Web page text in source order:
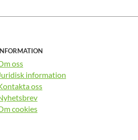
oss
information
oss
cookies